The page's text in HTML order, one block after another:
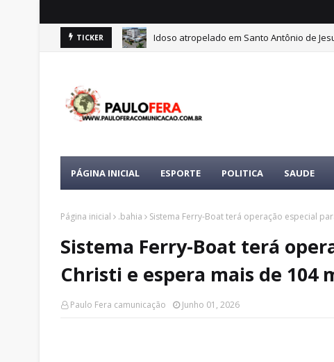
TICKER Idoso atropelado em Santo Antônio de
PÁGINA INICIAL ESPORTE POLITICA SAUDE
Página inicial .bahia Sistema Ferry-Boat terá operação especial
Sistema Ferry-Boat terá
Christi e espera mais de 104
Paulo Fera camunicação Junho 01, 2026